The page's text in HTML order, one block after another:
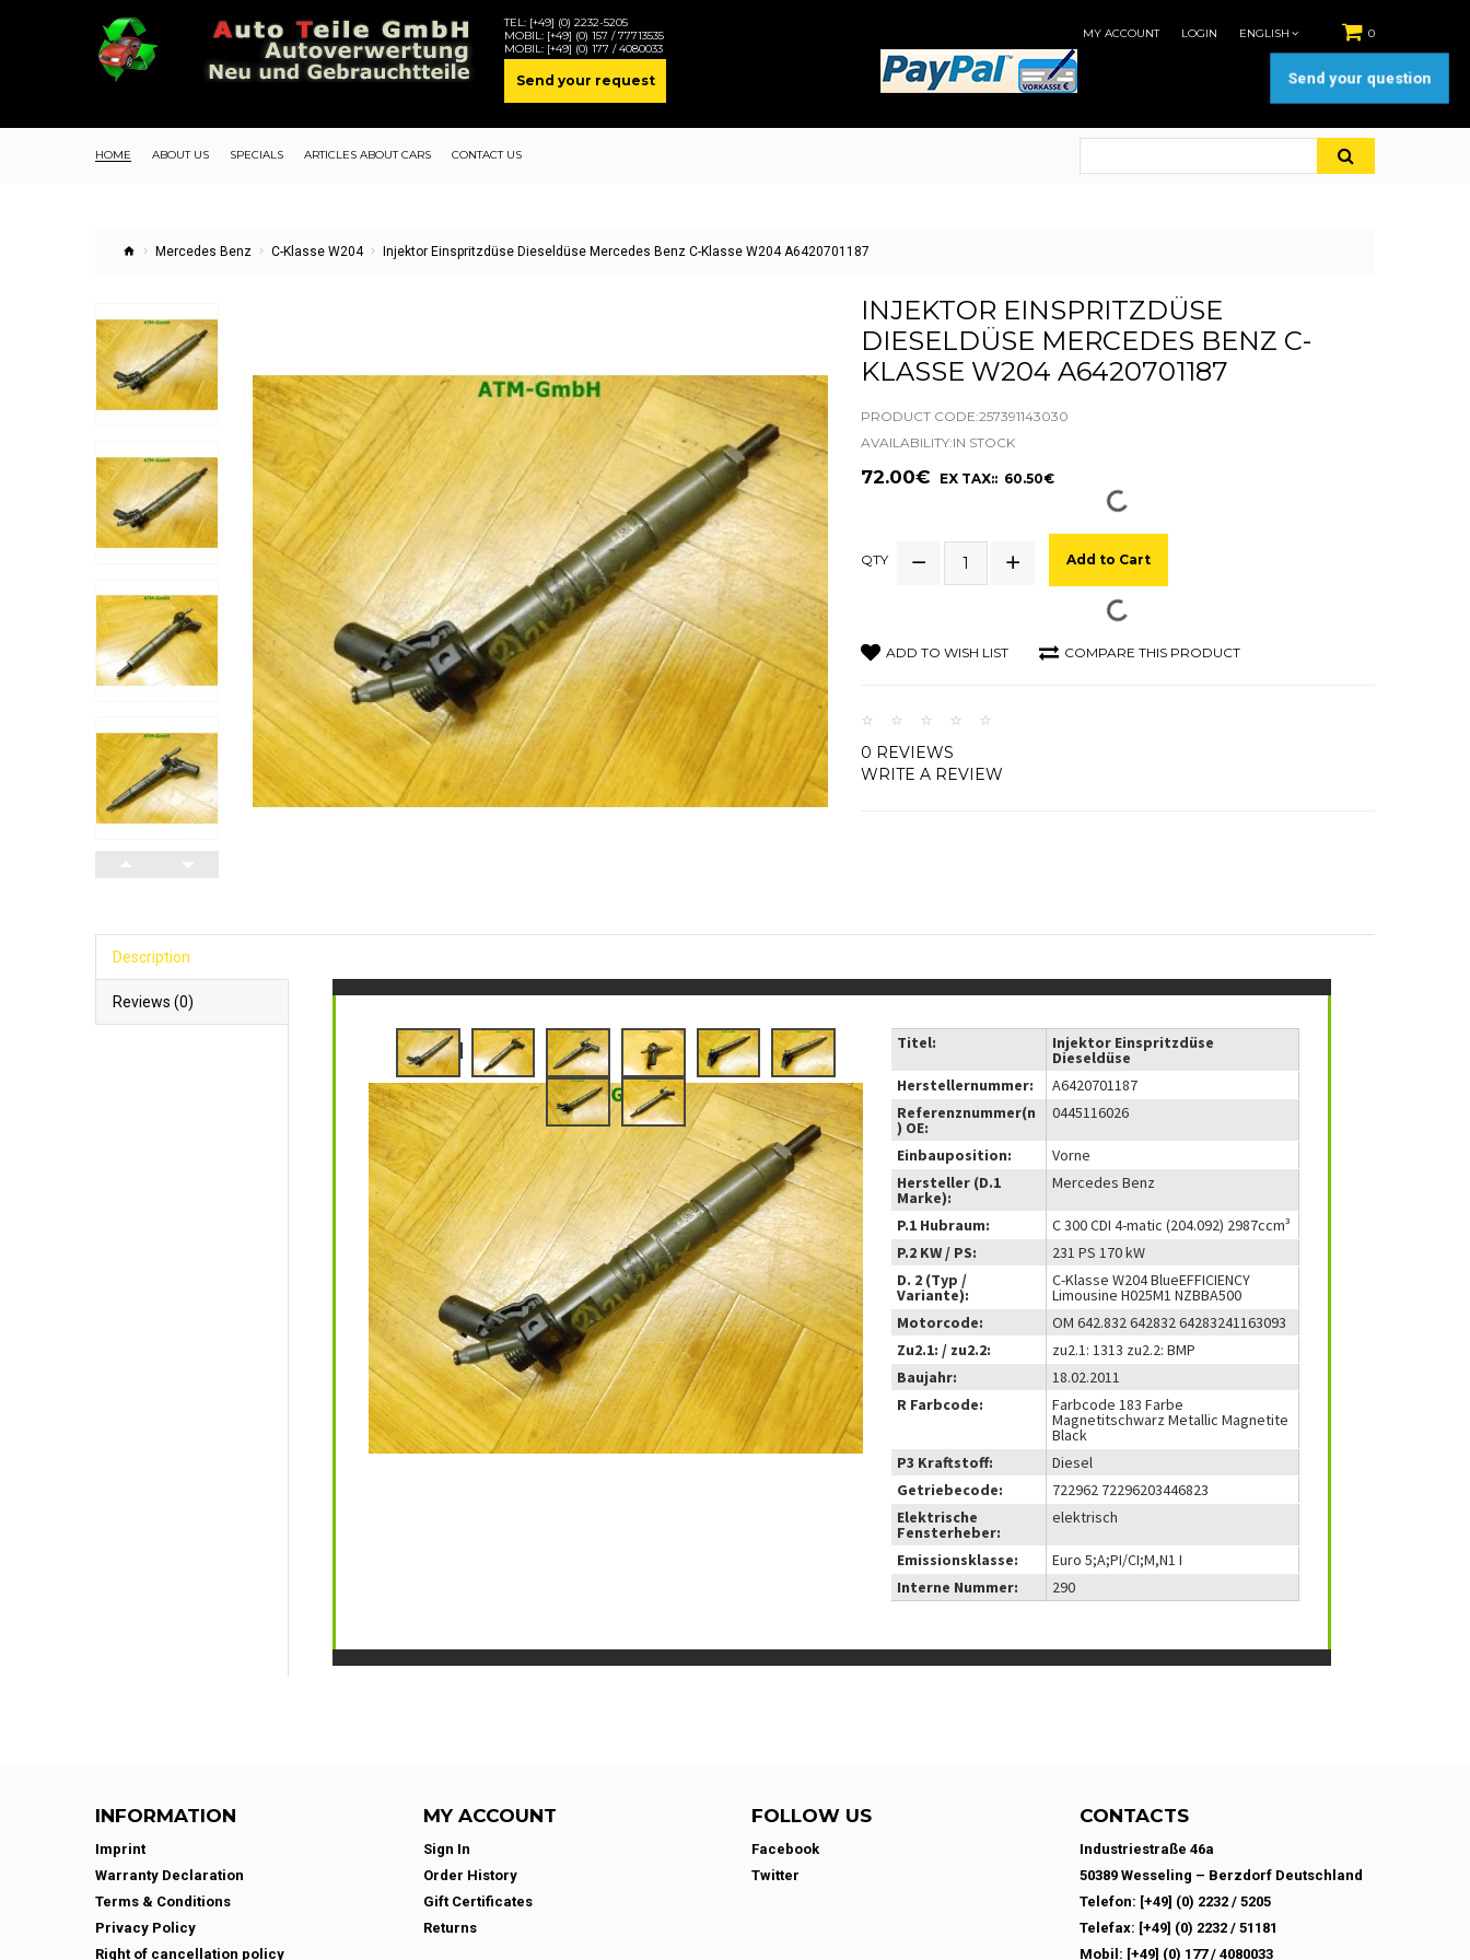
TEL: [+49] (0) 2232-5205
MOBIL: [+49] (0) 157 / 77713535
MOBIL: [+49] (0) 177 / 4080033
Send your request
0
MY ACCOUNT LOGIN ENGLISH
HOME ABOUT US SPECIALS ARTICLES ABOUT CARS CONTACT US
Mercedes Benz C-Klasse W204 Injektor Einspritzdüse Dieseldüse Mercedes Benz C-Klasse W204 A6420701187
INJEKTOR EINSPRITZDÜSE
DIESELDÜSE MERCEDES BENZ C-
KLASSE W204 A6420701187
PRODUCT CODE:257391143030
AVAILABILITY:IN STOCK
72.00€ EX TAX:: 60.50€
QTY Add to Cart
ADD TO WISH LIST COMPARE THIS PRODUCT
0 REVIEWS
WRITE A REVIEW
Description
Reviews (0)
Titel: Injektor Einspritzdüse
Dieseldüse
Herstellernummer:
A6420701187
Referenznummer(n
) OE:
0445116026
Einbauposition:
Vorne
Hersteller (D.1
Marke):
Mercedes Benz
P.1 Hubraum:
C 300 CDI 4-matic (204.092) 2987ccm³
P.2 KW / PS:
231 PS 170 kW
D. 2 (Typ /
Variante):
C-Klasse W204 BlueEFFICIENCY
Limousine H025M1 NZBBA500
Motorcode:
OM 642.832 642832 64283241163093
Zu2.1: / zu2.2:
zu2.1: 1313 zu2.2: BMP
Baujahr:
18.02.2011
R Farbcode:
Farbcode 183 Farbe
Magnetitschwarz Metallic Magnetite
Black
P3 Kraftstoff:
Diesel
Getriebecode:
722962 72296203446823
Elektrische
Fensterheber:
elektrisch
Emissionsklasse:
Euro 5;A;PI/CI;M,N1 I
Interne Nummer:
290
INFORMATION
Imprint
Warranty Declaration
Terms & Conditions
Privacy Policy
Right of cancellation policy
MY ACCOUNT
Sign In
Order History
Gift Certificates
Returns
FOLLOW US
Facebook
Twitter
CONTACTS
Industriestraße 46a
50389 Wesseling – Berzdorf Deutschland
Telefon: [+49] (0) 2232 / 5205
Telefax: [+49] (0) 2232 / 51181
Mobil: [+49] (0) 177 / 4080033
Send your question